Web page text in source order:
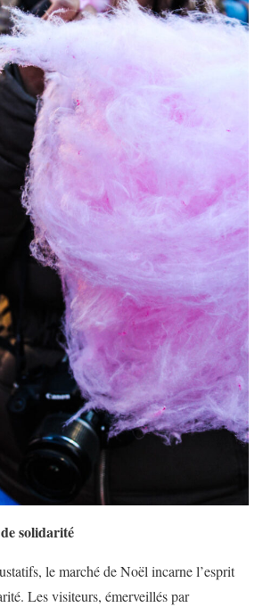
solidarité
le marché de Noël incarne l’esprit
Les visiteurs, émerveillés par